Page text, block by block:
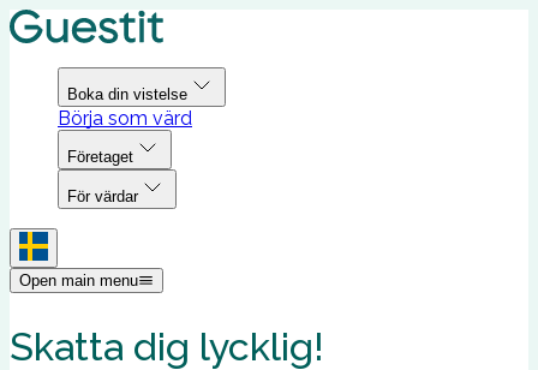
Boka din vistelse
Börja som värd
Företaget
För värdar
Open main menu
Skatta dig lycklig!